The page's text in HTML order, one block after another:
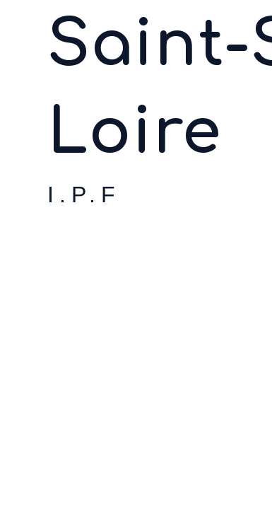
Saint-
Loire
I.P.F